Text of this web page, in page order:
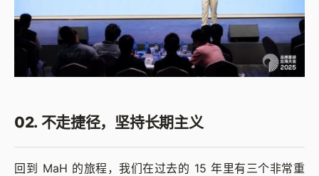
02. 不走捷径，坚持长期主义
回到 MaH 的旅程，我们在过去的 15 年里有三个非常重